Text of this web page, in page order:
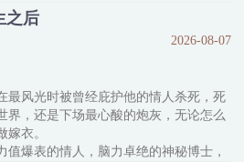
角，成了娱乐圈黑料缠身的花瓶小鲜
偏又虚荣，好攀高枝。
掌呼脸上。
巴掌。
应该给什么反应，楚九已是深入骨髓。
之后
2026-08-07
最风光时被曾经庇护他的情人杀死，死
界，还是下场最心酸的炮灰，无论怎么
嫁衣。
爆表的情人，脑力卓绝的神秘博士，